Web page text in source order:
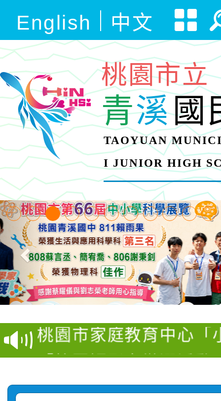
English 中文
桃園市立
青溪國
TAOYUAN
I JUNIOR HIGH
【甄選結果(第11招)】
學年度第1學期第7次代
結果(第11招)
【甄選結果(第3招)】
學年度第1學期第9次代
結果(第3招)
桃園市家庭教育中心「
程資訊」、「暑期親子
「祖孫樂淘桃」、「愛
「校園短影音徵選活動
員」簡章及活動海報，
115學年度新生訓練注